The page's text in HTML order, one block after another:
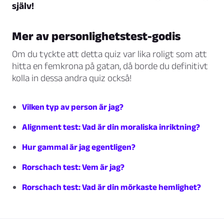
själv!
Mer av personlighetstest-godis
Om du tyckte att detta quiz var lika roligt som att
hitta en femkrona på gatan, då borde du definitivt
kolla in dessa andra quiz också!
Vilken typ av person är jag?
Alignment test: Vad är din moraliska inriktning?
Hur gammal är jag egentligen?
Rorschach test: Vem är jag?
Rorschach test: Vad är din mörkaste hemlighet?